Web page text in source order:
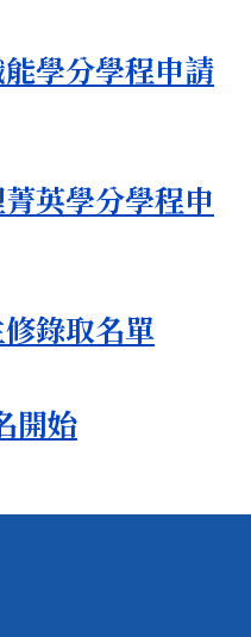
學分學程申請
英學分學程申
錄取名單
開始